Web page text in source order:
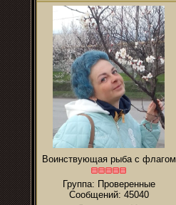
Воинствующая рыба с флагом
Группа: Проверенные
Сообщений: 45040